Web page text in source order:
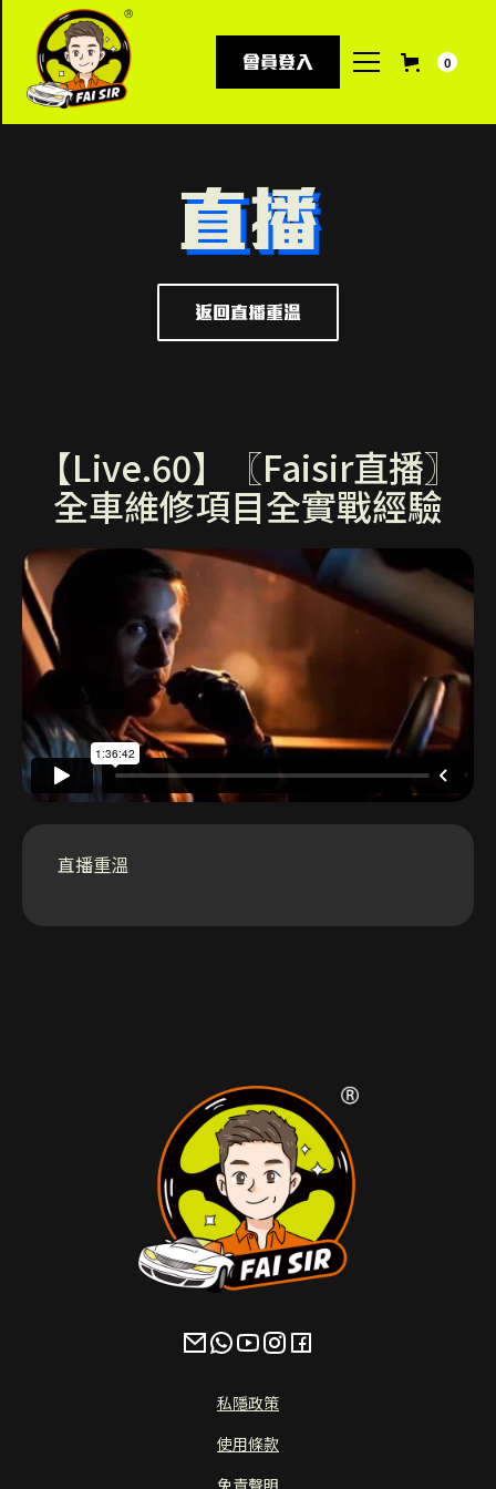
會員登入 0
直播
返回直播重溫
【Live.60】〖Faisir直播〗
全車維修項目全實戰經驗
直播重溫
私隱政策
使用條款
免責聲明